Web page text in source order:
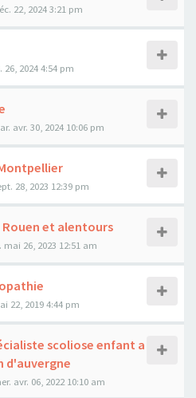
22, 2024 3:21 pm
26, 2024 4:54 pm
avr. 30, 2024 10:06 pm
28, 2023 12:39 pm
Rouen et alentours
mai 26, 2023 12:51 am
22, 2019 4:44 pm
scoliose enfant a
d'auvergne
avr. 06, 2022 10:10 am